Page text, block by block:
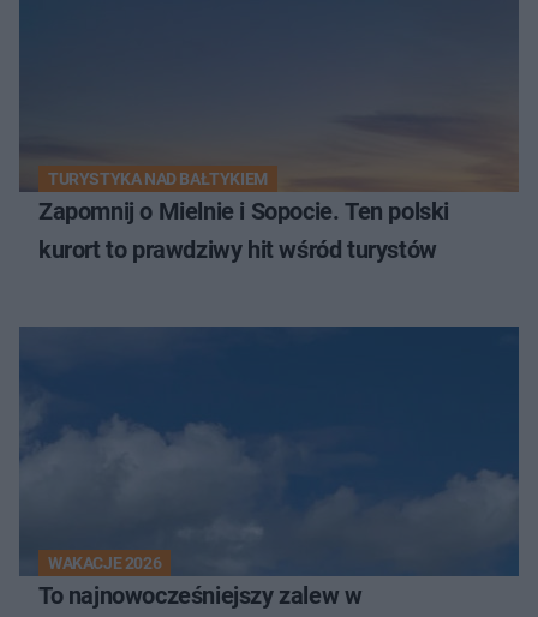
TURYSTYKA NAD BAŁTYKIEM
Zapomnij o Mielnie i Sopocie. Ten polski
kurort to prawdziwy hit wśród turystów
WAKACJE 2026
To najnowocześniejszy zalew w